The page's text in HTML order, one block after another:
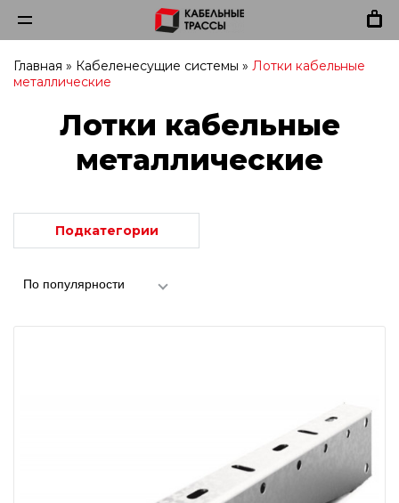
Главная » Кабеленесущие системы » Лотки кабельные
металлические
Лотки кабельные
металлические
Подкатегории
По популярности